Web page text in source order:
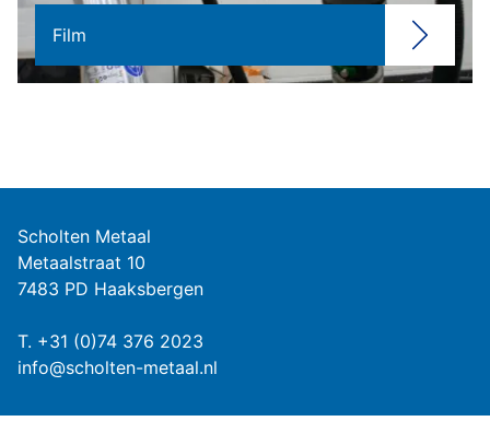
Film
Scholten Metaal
Metaalstraat 10
7483 PD Haaksbergen
T. +31 (0)74 376 2023
info@scholten-metaal.nl